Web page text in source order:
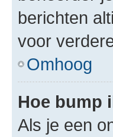
berichten
voor
Omhoog
Hoe bump
Als je een